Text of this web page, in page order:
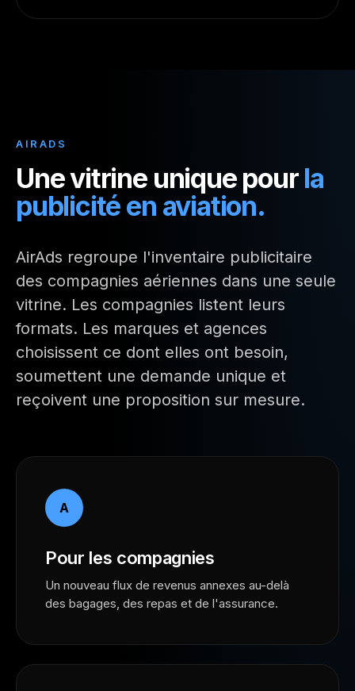
AIRADS
Une vitrine unique pourla
publicité en aviation.
AirAds regroupe l'inventaire publicitaire
des compagnies aériennes dans une seule
vitrine. Les compagnies listent leurs
formats. Les marques et agences
choisissent ce dont elles ont besoin,
soumettent une demande unique et
reçoivent une proposition sur mesure.
A
Pour les compagnies
Un nouveau flux de revenus annexes au-delà
des bagages, des repas et de l'assurance.